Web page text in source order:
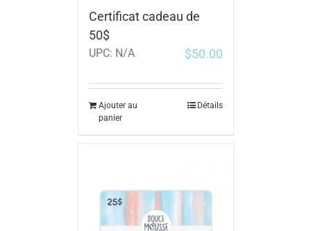
Certificat cadeau de
50$
UPC: N/A $50.00
Ajouter au
panier
Détails